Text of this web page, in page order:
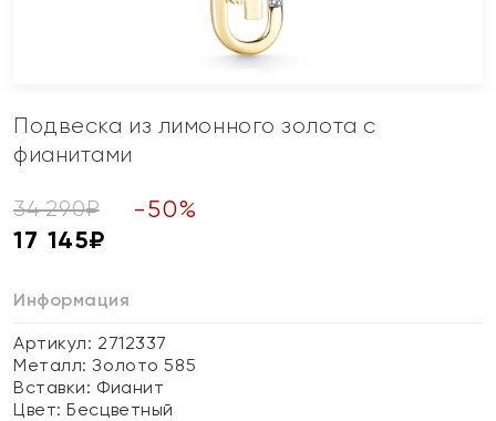
Подвеска из лимонного золота с
фианитами
34 290₽ -50%
17 145₽
Информация
Артикул: 2712337
Металл:Золото 585
Вставки: Фианит
Цвет:Бесцветный